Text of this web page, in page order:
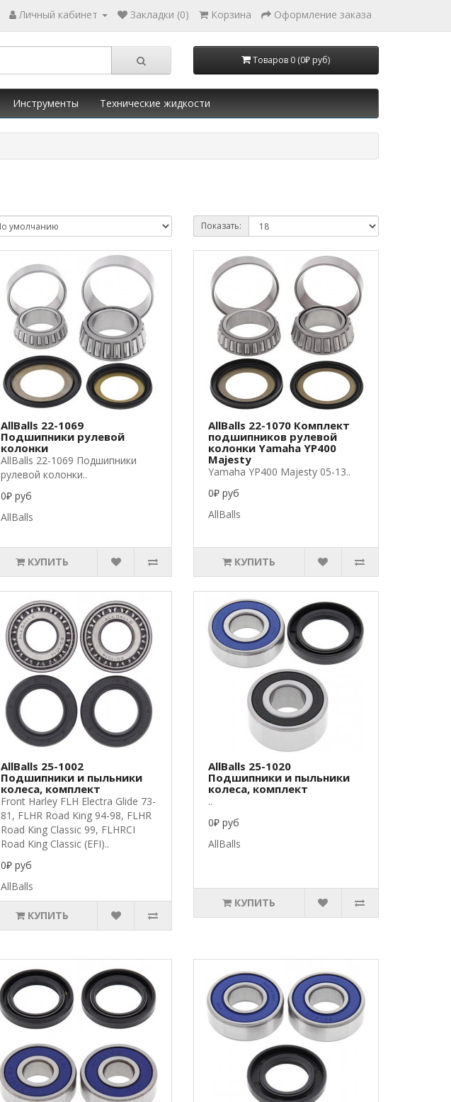
Личный кабинет Закладки (0) Корзина Оформление заказа
Товаров 0 (0₽ руб)
Инструменты Технические жидкости
Показать:
AllBalls 22-1069
Подшипники рулевой
колонки
AllBalls 22-1069 Подшипники
рулевой колонки..
0₽ руб
AllBalls
КУПИТЬ
AllBalls 22-1070 Комплект
подшипников рулевой
колонки Yamaha YP400
Majesty
Yamaha YP400 Majesty 05-13..
0₽ руб
AllBalls
КУПИТЬ
AllBalls 25-1002
Подшипники и пыльники
колеса, комплект
Front Harley FLH Electra Glide 73-
81, FLHR Road King 94-98, FLHR
Road King Classic 99, FLHRCI
Road King Classic (EFI)..
0₽ руб
AllBalls
КУПИТЬ
AllBalls 25-1020
Подшипники и пыльники
колеса, комплект
..
0₽ руб
AllBalls
КУПИТЬ